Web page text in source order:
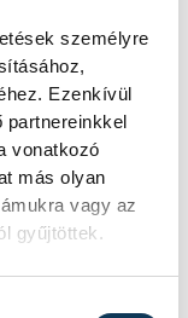
személyre
Ezenkívül
partnereinkkel
vonatkozó
más olyan
vagy az
gyűjtöttek.